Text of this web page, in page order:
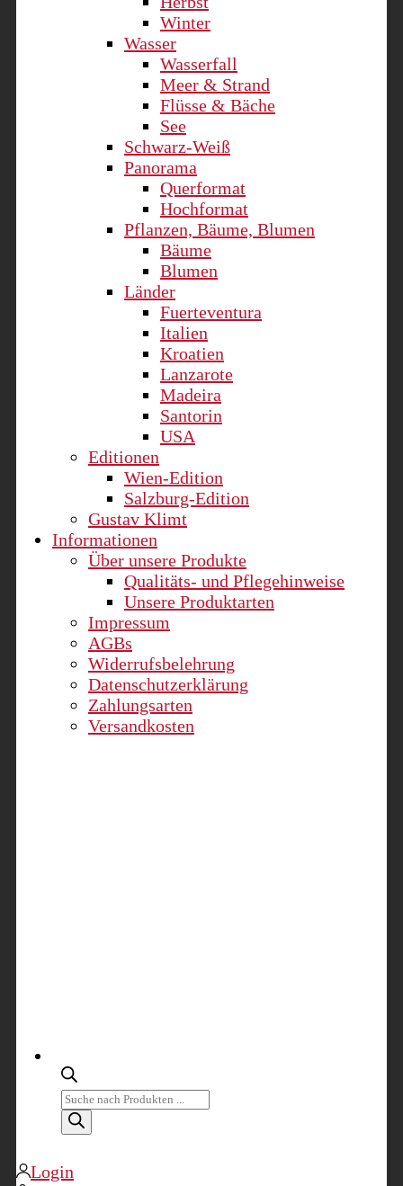
Winter
Wasser
Wasserfall
Meer & Strand
Flüsse & Bäche
See
Schwarz-Weiß
Panorama
Querformat
Hochformat
Pflanzen, Bäume, Blumen
Bäume
Blumen
Länder
Fuerteventura
Italien
Kroatien
Lanzarote
Madeira
Santorin
USA
Editionen
Wien-Edition
Salzburg-Edition
Gustav Klimt
Informationen
Über unsere Produkte
Qualitäts- und Pflegehinweise
Unsere Produktarten
Impressum
AGBs
Widerrufsbelehrung
Datenschutzerklärung
Zahlungsarten
Versandkosten
Products
search
Login